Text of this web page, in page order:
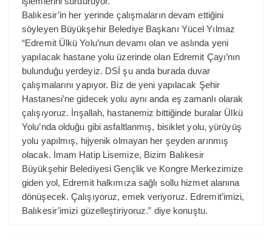
Balıkesir’in her yerinde çalışmaların devam ettiğini
söyleyen Büyükşehir Belediye Başkanı Yücel Yılmaz
“Edremit Ülkü Yolu’nun devamı olan ve aslında yeni
yapılacak hastane yolu üzerinde olan Edremit Çayı’nın
bulunduğu yerdeyiz. DSİ şu anda burada duvar
çalışmalarını yapıyor. Biz de yeni yapılacak Şehir
Hastanesi’ne gidecek yolu aynı anda eş zamanlı olarak
çalışıyoruz. İnşallah, hastanemiz bittiğinde buralar Ülkü
Yolu’nda olduğu gibi asfaltlanmış, bisiklet yolu, yürüyüş
yolu yapılmış, hijyenik olmayan her şeyden arınmış
olacak. İmam Hatip Lisemize, Bizim Balıkesir
Büyükşehir Belediyesi Gençlik ve Kongre Merkezimize
giden yol, Edremit halkımıza sağlı sollu hizmet alanına
dönüşecek. Çalışıyoruz, emek veriyoruz. Edremit’imizi,
Balıkesir’imizi güzelleştiriyoruz.” diye konuştu.